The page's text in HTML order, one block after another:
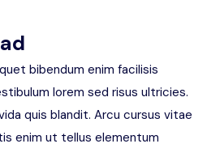
bibendum enim facilisis
lorem sed risus ultricies.
quis blandit. Arcu cursus vitae
enim ut tellus elementum